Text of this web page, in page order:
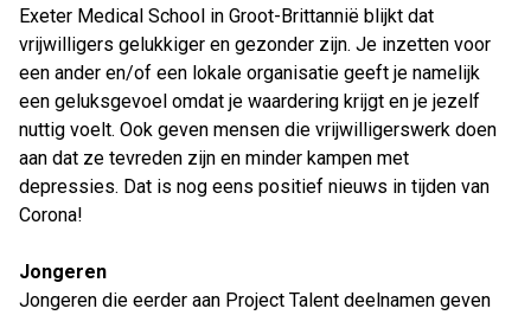
Exeter Medical School in Groot-Brittannië blijkt dat
vrijwilligers gelukkiger en gezonder zijn. Je inzetten voor
een ander en/of een lokale organisatie geeft je namelijk
een geluksgevoel omdat je waardering krijgt en je jezelf
nuttig voelt. Ook geven mensen die vrijwilligerswerk doen
aan dat ze tevreden zijn en minder kampen met
depressies. Dat is nog eens positief nieuws in tijden van
Corona!
Jongeren
Jongeren die eerder aan Project Talent deelnamen geven